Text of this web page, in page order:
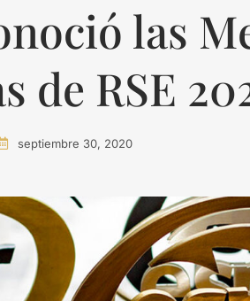
las
de RSE
septiembre 30, 2020